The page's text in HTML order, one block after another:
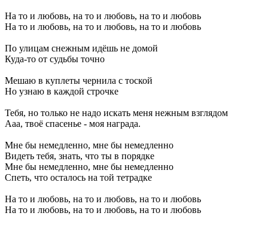
На то и любовь, на то и любовь, на то и любовь
На то и любовь, на то и любовь, на то и любовь
По улицам снежным идёшь не домой
Куда-то от судьбы точно
Мешаю в куплеты чернила с тоской
Но узнаю в каждой строчке
Тебя, но только не надо искать меня нежным взглядом
Ааа, твоё спасенье - моя награда.
Мне бы немедленно, мне бы немедленно
Видеть тебя, знать, что ты в порядке
Мне бы немедленно, мне бы немедленно
Спеть, что осталось на той тетрадке
На то и любовь, на то и любовь, на то и любовь
На то и любовь, на то и любовь, на то и любовь